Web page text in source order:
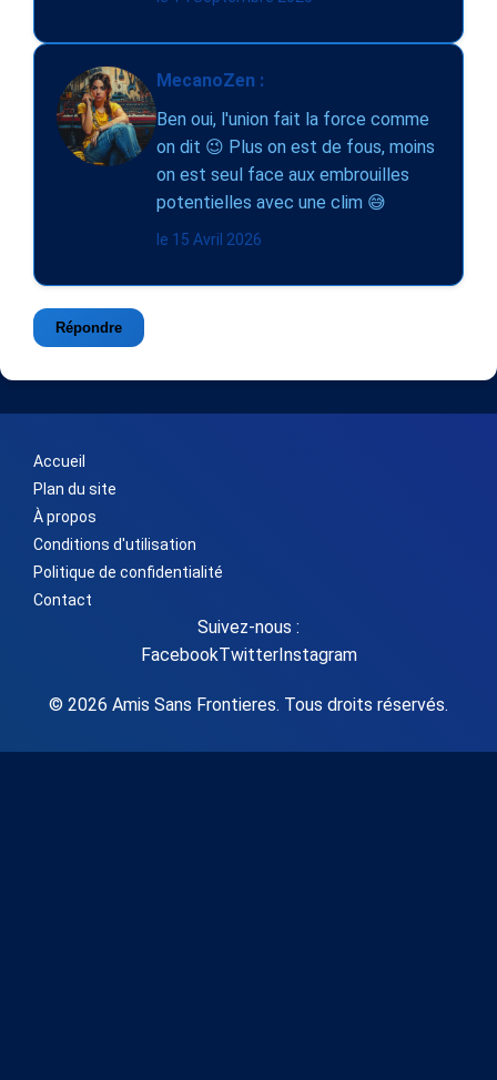
MecanoZen :
Ben oui, l'union fait la force comme
on dit 😉 Plus on est de fous, moins
on est seul face aux embrouilles
potentielles avec une clim 😅
le 15 Avril 2026
Répondre
Accueil
Plan du site
À propos
Conditions d'utilisation
Politique de confidentialité
Contact
Suivez-nous :
FacebookTwitterInstagram
© 2026 Amis Sans Frontieres. Tous droits réservés.